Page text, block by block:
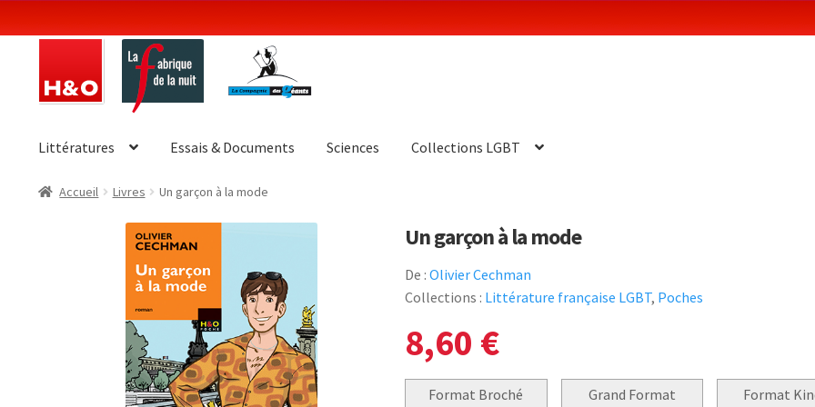
la
contenu
Littératures Essais & Documents Sciences Collections LGBT
Accueil Livres Un garçon à la mode
Un garçon à la mode
De :Olivier Cechman
Collections : Littérature française LGBT, Poches
8,60 €
Format Broché
Grand Format
Format